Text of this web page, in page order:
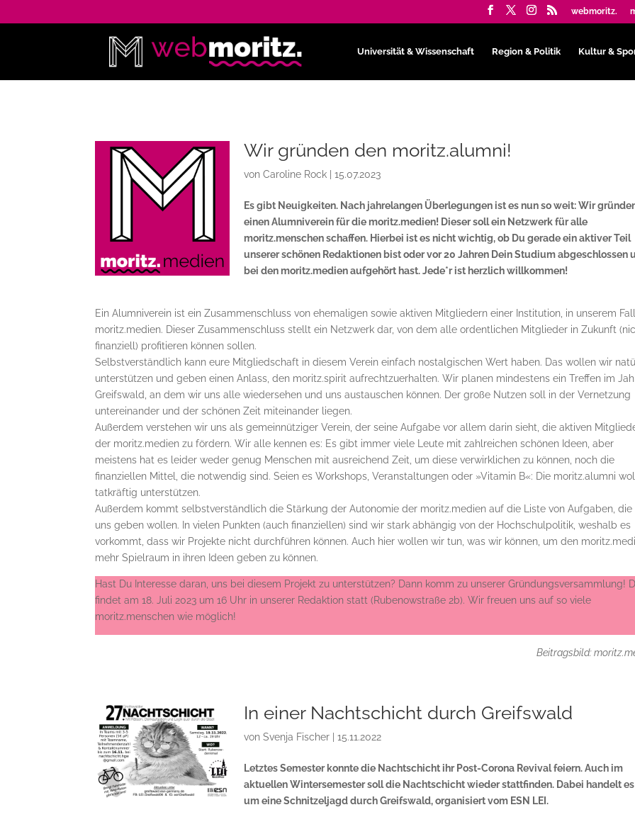
webmoritz.
Universität & Wissenschaft Region & Politik Kultur &
Wir gründen den moritz.alumni!
vonCaroline Rock |15.07.2023
Es gibt Neuigkeiten. Nach jahrelangen Überlegungen ist es nun so weit: Wir
einen Alumniverein für die moritz.medien! Dieser soll ein Netzwerk für alle
moritz.menschen schaffen. Hierbei ist es nicht wichtig, ob Du gerade ein aktiver Teil
unserer schönen Redaktionen bist oder vor 20 Jahren Dein Studium abgeschlossen
bei den moritz.medien aufgehört hast. Jede*r ist herzlich willkommen!
Ein Alumniverein ist ein Zusammenschluss von ehemaligen sowie aktiven Mitgliedern einer Institution, in unserem
moritz.medien. Dieser Zusammenschluss stellt ein Netzwerk dar, von dem alle ordentlichen Mitglieder in Zukunft
finanziell) profitieren können sollen.
Selbstverständlich kann eure Mitgliedschaft in diesem Verein einfach nostalgischen Wert haben. Das wollen wir
unterstützen und geben einen Anlass, den moritz.spirit aufrechtzuerhalten. Wir planen mindestens ein Treffen im
Greifswald, an dem wir uns alle wiedersehen und uns austauschen können. Der große Nutzen soll in der Vernetzung
untereinander und der schönen Zeit miteinander liegen.
Außerdem verstehen wir uns als gemeinnütziger Verein, der seine Aufgabe vor allem darin sieht, die aktiven
der moritz.medien zu fördern. Wir alle kennen es: Es gibt immer viele Leute mit zahlreichen schönen Ideen, aber
meistens hat es leider weder genug Menschen mit ausreichend Zeit, um diese verwirklichen zu können, noch die
finanziellen Mittel, die notwendig sind. Seien es Workshops, Veranstaltungen oder »Vitamin B«: Die moritz.alumni
tatkräftig unterstützen.
Außerdem kommt selbstverständlich die Stärkung der Autonomie der moritz.medien auf die Liste von Aufgaben, die
uns geben wollen. In vielen Punkten (auch finanziellen) sind wir stark abhängig von der Hochschulpolitik, weshalb es
vorkommt, dass wir Projekte nicht durchführen können. Auch hier wollen wir tun, was wir können, um den
mehr Spielraum in ihren Ideen geben zu können.
Hast Du Interesse daran, uns bei diesem Projekt zu unterstützen? Dann komm zu unserer Gründungsversammlung!
findet am 18. Juli 2023 um 16 Uhr in unserer Redaktion statt (Rubenowstraße 2b). Wir freuen uns auf so viele
moritz.menschen wie möglich!
Beitragsbild:
In einer Nachtschicht durch Greifswald
vonSvenja Fischer |15.11.2022
Letztes Semester konnte die Nachtschicht ihr Post-Corona Revival feiern. Auch im
aktuellen Wintersemester soll die Nachtschicht wieder stattfinden. Dabei handelt
um eine Schnitzeljagd durch Greifswald, organisiert vom ESN LEI.